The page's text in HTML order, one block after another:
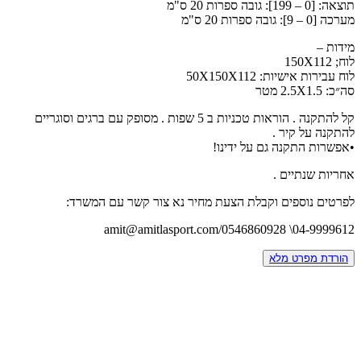
תוצאה: [0 – 199]: גובה ספרות 20 ס"מ
מערכה [0 – 9]: גובה ספרות 20 ס"מ
מידות –
לוח; 150X112
לוח עבירות אישיות: 50X150X112
סה״כ: 2.5X1.5 מטר
קל להתקנה . הוראות טכניות ב 5 שפות . מסופק עם ברגים וסוגריים
להתקנה על קיר .
•אפשרות התקנה גם על ידינו!
אחריות שנתיים .
לפרטים נוספים וקבלת הצעת מחיר נא צור קשר עם המשרד:
04-9999612\ 0546860928/amit@amitlasport.com
הורדת מפרט מלא